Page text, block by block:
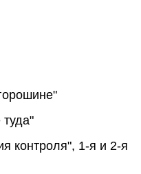
контроля", 1-я и 2-я